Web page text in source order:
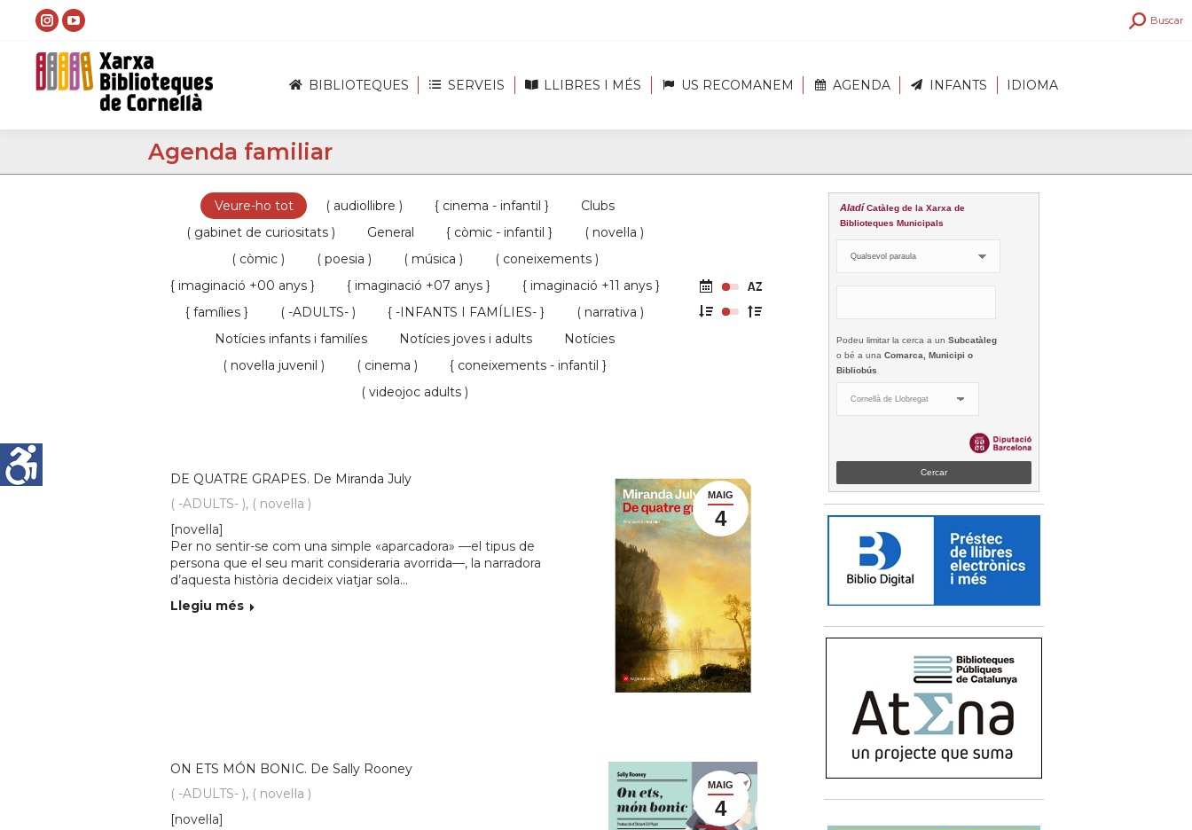
Instagram
page
opens
YouTube
page
opens
Search:Buscar
BIBLIOTEQUES SERVEIS LLIBRES I MÉS US RECOMANEM AGENDA INFANTS IDIOMA
Agenda familiar
Veure-ho tot ( audiollibre ) { cinema - infantil }
Clubs
( gabinet de curiositats )
General { còmic - infantil }
( novel·la )
( còmic )
( poesia ) ( música )
( coneixements )
{ imaginació +00 anys }
{ imaginació +07 anys }
{ imaginació +11 anys }
{ famílies }
( -ADULTS- ) { -INFANTS I FAMÍLIES- }
( narrativa )
Notícies infants i familíes
Notícies joves i adults
Notícies
( novel·la juvenil )
( cinema )
{ coneixements - infantil }
( videojoc adults )
DE QUATRE GRAPES. De Miranda July
( -ADULTS- ), ( novel·la )
[novel·la]
Per no sentir-se com una simple «aparcadora» —el tipus de
persona que el seu marit consideraria avorrida—, la narradora
d’aquesta història decideix viatjar sola…
Llegiu més
MAIG
4
ON ETS MÓN BONIC. De Sally Rooney
( -ADULTS- ), ( novel·la )
[novel·la]
MAIG
4
AladíCatàleg de la Xarxa de
Biblioteques Municipals
Podeu limitar la cerca a un Subcatàleg
o bé a una Comarca, Municipi o
Bibliobús